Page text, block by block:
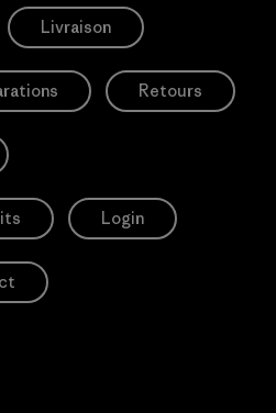
Livraison
Retours
Login